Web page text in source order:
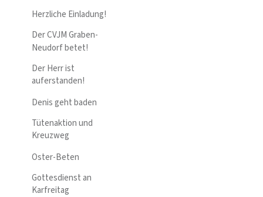
Herzliche Einladung!
Der CVJM Graben-
Neudorf betet!
Der Herr ist
auferstanden!
Denis geht baden
Tütenaktion und
Kreuzweg
Oster-Beten
Gottesdienst an
Karfreitag